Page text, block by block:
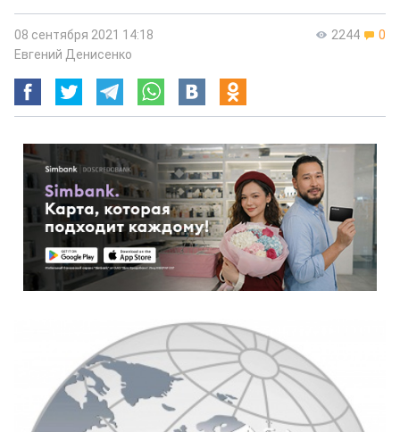
2244 0
08 сентября 2021 14:18
Евгений Денисенко